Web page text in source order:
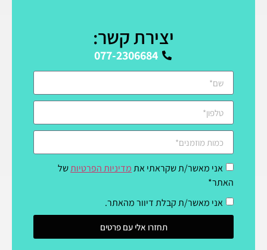
יצירת קשר:
077-2306684
אני מאשר/ת שקראתי אתמדיניות הפרטיותשל
האתר*
אני מאשר/ת קבלת דיוור מהאתר.
תחזרו אלי עם פרטים